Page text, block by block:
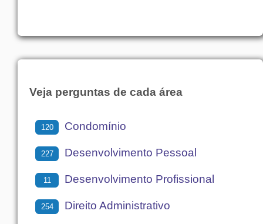
Veja perguntas de cada área
120 Condomínio
227 Desenvolvimento Pessoal
11 Desenvolvimento Profissional
254 Direito Administrativo